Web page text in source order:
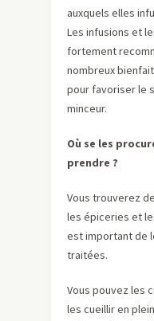
auxquels elles
Les infusions et
fortement
nombreux
pour favoriser le
minceur.
Où se les
prendre ?
Vous trouverez
les épiceries et
est important de
traitées.
Vous pouvez les
les cueillir en